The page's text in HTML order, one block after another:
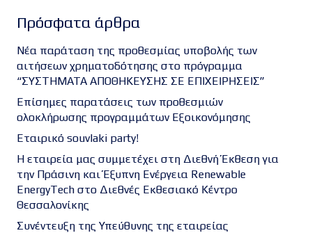
Πρόσφατα άρθρα
Νέα παράταση της προθεσμίας υποβολής των
αιτήσεων χρηματοδότησης στο πρόγραμμα
“ΣΥΣΤΗΜΑΤΑ ΑΠΟΘΗΚΕΥΣΗΣ ΣΕ ΕΠΙΧΕΙΡΗΣΕΙΣ”
Επίσημες παρατάσεις των προθεσμιών
ολοκλήρωσης προγραμμάτων Εξοικονόμησης
Εταιρικό souvlaki party!
Η εταιρεία μας συμμετέχει στη Διεθνή Έκθεση για
την Πράσινη και Έξυπνη Ενέργεια Renewable
EnergyTech στο Διεθνές Εκθεσιακό Κέντρο
Θεσσαλονίκης
Συνέντευξη της Υπεύθυνης της εταιρείας